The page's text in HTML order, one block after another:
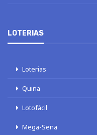
LOTERIAS
Loterias
Quina
Lotofácil
Mega-Sena